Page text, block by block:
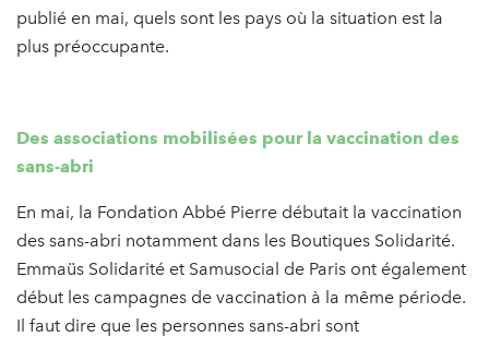
publié en mai, quels sont les pays où la situation est la
plus préoccupante.
Des associations mobilisées pour la vaccination des
sans-abri
En mai, la Fondation Abbé Pierre débutait la vaccination
des sans-abri notamment dans les Boutiques Solidarité.
Emmaüs Solidarité et Samusocial de Paris ont également
début les campagnes de vaccination à la même période.
Il faut dire que les personnes sans-abri sont